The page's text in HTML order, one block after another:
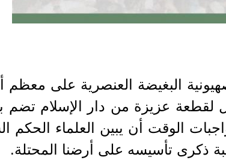
الاحتلال الصهيونية البغيضة العنصرية
لقطعة عزيزة من دار الإسلام
الوقت أن يبين العلماء الحكم
ذكرى تأسيسه على أرضنا المحتلة.